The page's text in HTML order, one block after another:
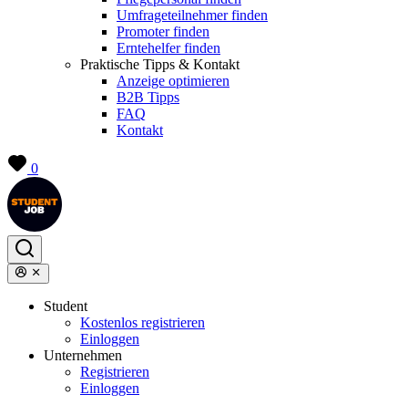
Umfrageteilnehmer finden
Promoter finden
Erntehelfer finden
Praktische Tipps & Kontakt
Anzeige optimieren
B2B Tipps
FAQ
Kontakt
0
Student
Kostenlos registrieren
Einloggen
Unternehmen
Registrieren
Einloggen